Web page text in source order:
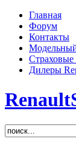
Главная
Форум
Контакты
Дилеры